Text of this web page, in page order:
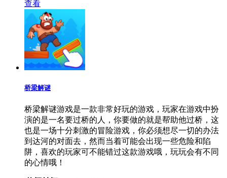
汤姆猫跑酷内购版2021年让跑酷趣味再次升级，更多新
内容的加入保证小伙伴们爱不释手哦！每一次的跑酷挑
战都能给足大家新鲜感，此外无限金币的使用帮助角色
升级技能的同时建造自己的新家园，快来试试吧！
休闲益智 2021-01-14 16:41:35
桥梁解谜